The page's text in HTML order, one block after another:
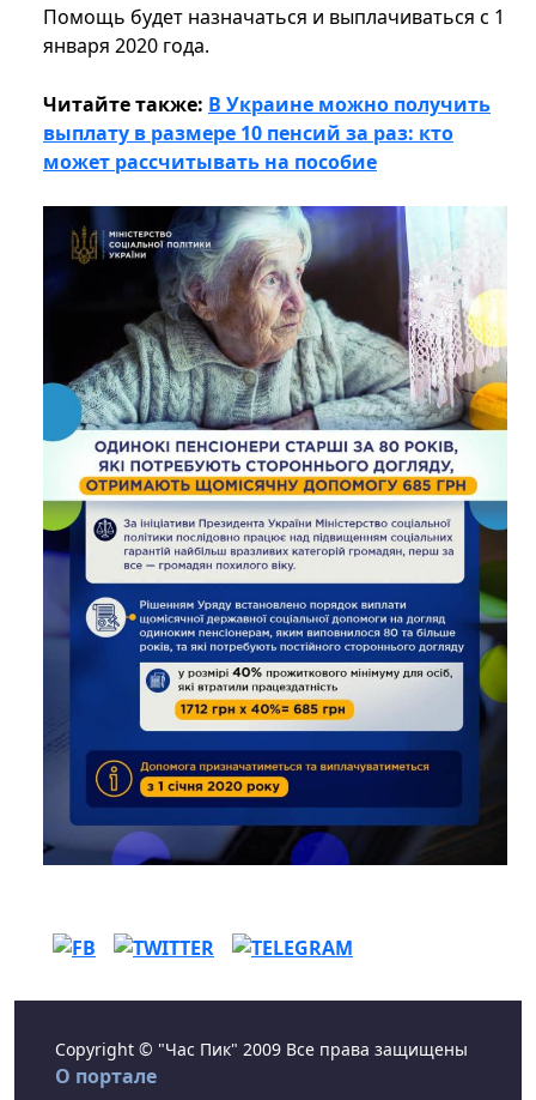
Помощь будет назначаться и выплачиваться с 1
января 2020 года.
Читайте также: В Украине можно получить
выплату в размере 10 пенсий за раз: кто
может рассчитывать на пособие
Copyright © "Час Пик" 2009 Все права защищены
О портале